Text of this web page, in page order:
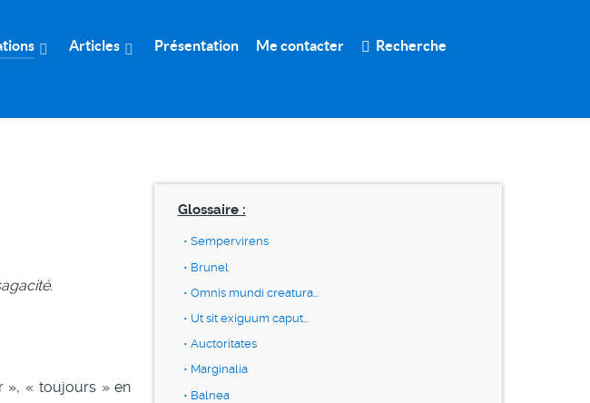
Articles Présentation Me contacter Recherche
Glossaire :
Sempervirens
Brunel
Omnis mundi creatura...
Ut sit exiguum caput...
Auctoritates
Marginalia
Balnea
», « toujours » en